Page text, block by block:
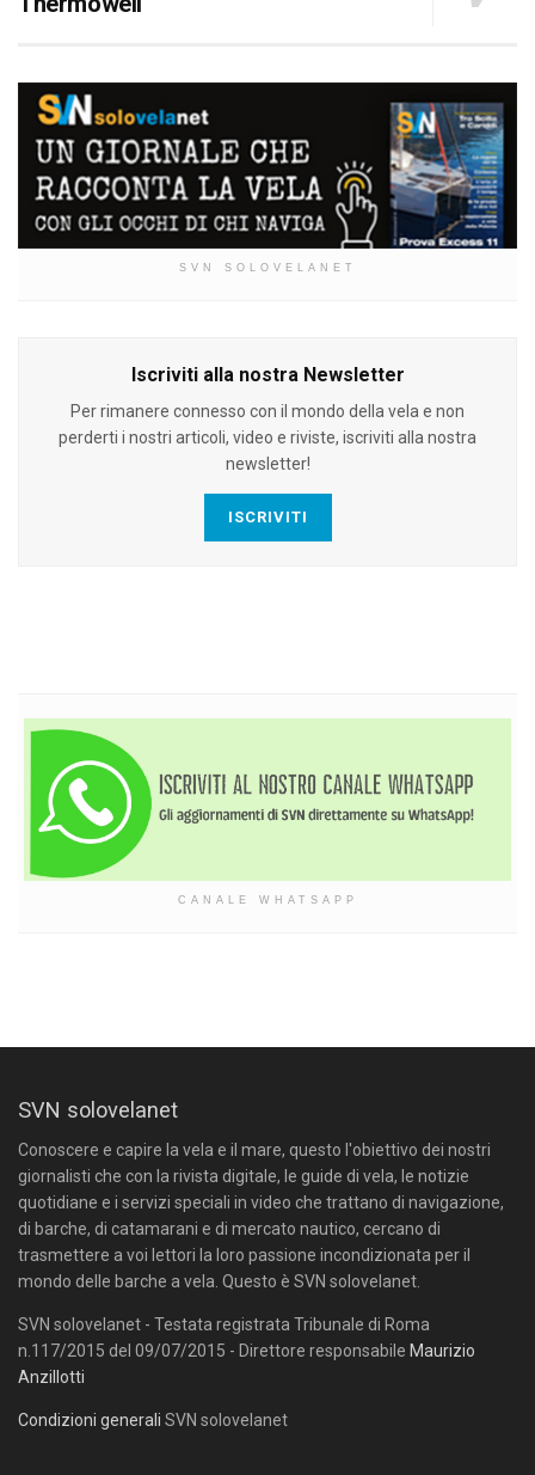
SVN SOLOVELANET
Iscriviti alla nostra Newsletter
Per rimanere connesso con il mondo della vela e non
perderti i nostri articoli, video e riviste, iscriviti alla nostra
newsletter!
ISCRIVITI
CANALE WHATSAPP
SVN solovelanet
Conoscere e capire la vela e il mare, questo l'obiettivo dei nostri
giornalisti che con la rivista digitale, le guide di vela, le notizie
quotidiane e i servizi speciali in video che trattano di navigazione,
di barche, di catamarani e di mercato nautico, cercano di
trasmettere a voi lettori la loro passione incondizionata per il
mondo delle barche a vela. Questo è SVN solovelanet.
SVN solovelanet - Testata registrata Tribunale di Roma
n.117/2015 del 09/07/2015 - Direttore responsabile Maurizio
Anzillotti
Condizioni generali SVN solovelanet